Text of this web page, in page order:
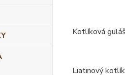
Kotlíková
Liatinový